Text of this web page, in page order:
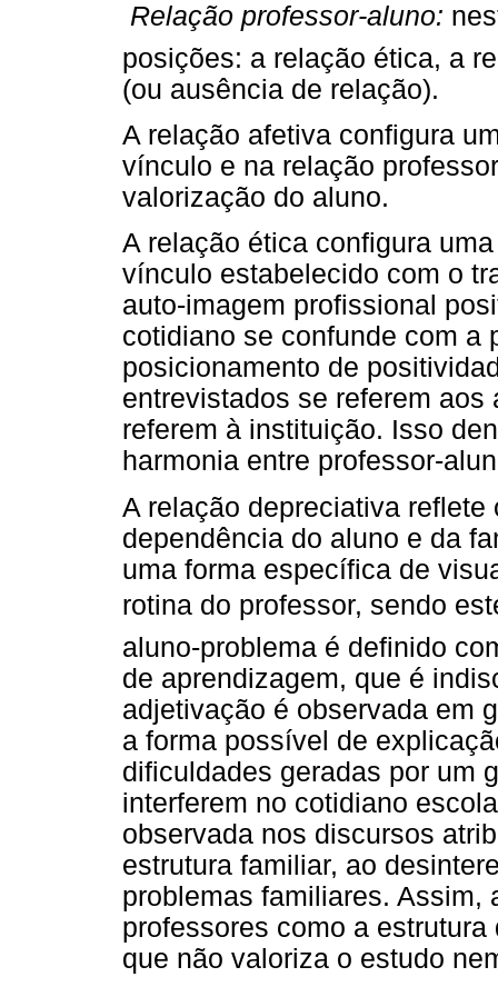
 Relação professor-aluno:
posições: a relação ética, a
(ou ausência de relação).
A relação afetiva configura
vínculo e na relação
valorização do aluno.
A relação ética configura
vínculo estabelecido com o
auto-imagem profissional
cotidiano se confunde com a
posicionamento de
entrevistados se referem
referem à instituição. Isso
harmonia entre professor-
A relação depreciativa
dependência do aluno e da
uma forma específica de
rotina do professor, sendo
aluno-problema é definido
de aprendizagem, que é
adjetivação é observada em
a forma possível de
dificuldades geradas por um
interferem no cotidiano
observada nos discursos
estrutura familiar, ao
problemas familiares. Assim,
professores como a
que não valoriza o estudo